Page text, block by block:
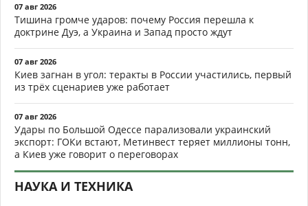
07 авг 2026
Тишина громче ударов: почему Россия перешла к
доктрине Дуэ, а Украина и Запад просто ждут
07 авг 2026
Киев загнан в угол: теракты в России участились, первый
из трёх сценариев уже работает
07 авг 2026
Удары по Большой Одессе парализовали украинский
экспорт: ГОКи встают, Метинвест теряет миллионы тонн,
а Киев уже говорит о переговорах
НАУКА И ТЕХНИКА